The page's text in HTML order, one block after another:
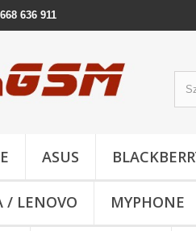
636 911
ASUS
/ LENOVO MYPHONE